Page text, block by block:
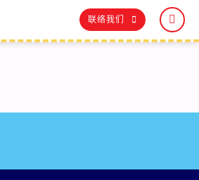
联络我们